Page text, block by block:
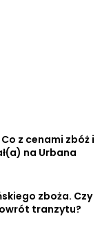
z cenami zbóż i
na Urbana
zboża. Czy
tranzytu?